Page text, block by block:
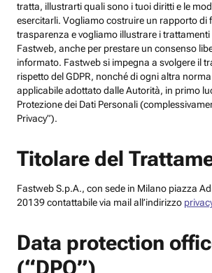
tratta, illustrarti quali sono i tuoi diritti e le
esercitarli. Vogliamo costruire un rapporto di
trasparenza e vogliamo illustrare i trattamenti
Fastweb, anche per prestare un consenso
informato. Fastweb si impegna a svolgere il
rispetto del GDPR, nonché di ogni altra
applicabile adottato dalle Autorità, in primo
Protezione dei Dati Personali
Privacy”).
Titolare del
Fastweb S.p.A., con sede in Milano piazza
20139 contattabile via mail all’indirizzo
Data protection
(“DPO”)